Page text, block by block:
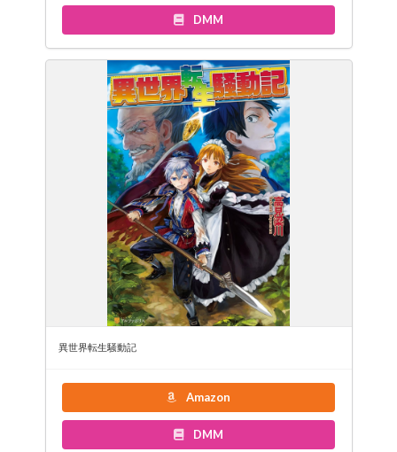
DMM
異世界転生騒動記
Amazon
DMM